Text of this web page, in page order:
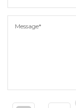
Message*